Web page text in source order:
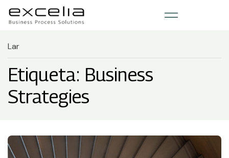
Lar
Etiqueta: Business
Strategies